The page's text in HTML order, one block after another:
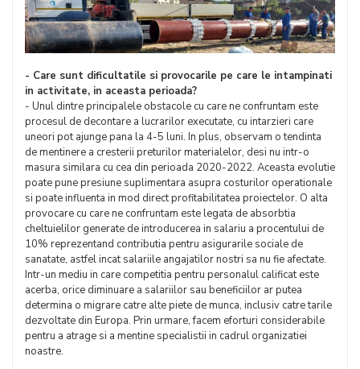
- Care sunt dificultatile si provocarile pe care le intampinati
in activitate, in aceasta perioada?
- Unul dintre principalele obstacole cu care ne confruntam este
procesul de decontare a lucrarilor executate, cu intarzieri care
uneori pot ajunge pana la 4-5 luni. In plus, observam o tendinta
de mentinere a cresterii preturilor materialelor, desi nu intr-o
masura similara cu cea din perioada 2020-2022. Aceasta evolutie
poate pune presiune suplimentara asupra costurilor operationale
si poate influenta in mod direct profitabilitatea proiectelor. O alta
provocare cu care ne confruntam este legata de absorbtia
cheltuielilor generate de introducerea in salariu a procentului de
10% reprezentand contributia pentru asigurarile sociale de
sanatate, astfel incat salariile angajatilor nostri sa nu fie afectate.
Intr-un mediu in care competitia pentru personalul calificat este
acerba, orice diminuare a salariilor sau beneficiilor ar putea
determina o migrare catre alte piete de munca, inclusiv catre tarile
dezvoltate din Europa. Prin urmare, facem eforturi considerabile
pentru a atrage si a mentine specialistii in cadrul organizatiei
noastre.